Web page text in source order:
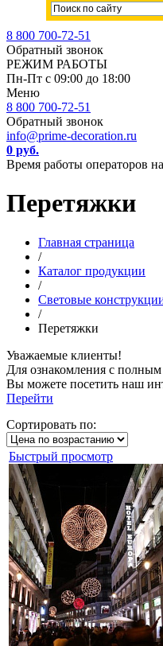
8 800 700-72-51
Обратный звонок
РЕЖИМ РАБОТЫ
Пн-Пт с 09:00 до 18:00
Меню
8 800 700-72-51
Обратный звонок
info@prime-decoration.ru
0 руб.
Время работы операторов
Перетяжки
Главная страница
/
Каталог продукции
/
Световые
/
Перетяжки
Уважаемые клиенты!
Для ознакомления с
Вы можете посетить наш
Перейти
Сортировать по:
Быстрый просмотр